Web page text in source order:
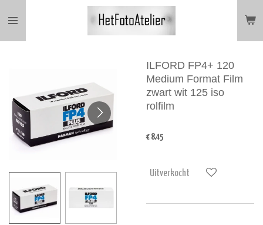
direct
ILFORD FP4+ 120
Medium Format Film
zwart wit 125 iso
rolfilm
€ 8,45
Uitverkocht